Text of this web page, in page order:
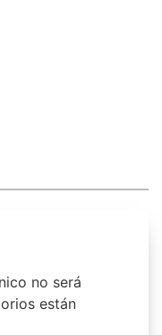
no será
están